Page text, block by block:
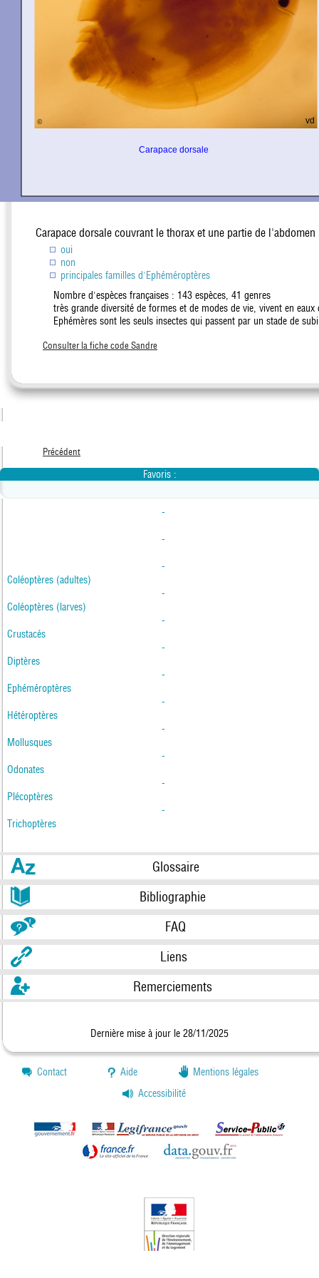
Carapace dorsale couvrant le thorax et une partie de l'abdomen
oui
non
principales familles d'Ephéméroptères
Nombre d'espèces françaises : 143 espèces, 41 genres
très grande diversité de formes et de modes de vie, vivent en
Ephémères sont les seuls insectes qui passent par un stade de
Consulter la fiche code Sandre
Précédent
Favoris :
-
-
-
Coléoptères (adultes)
-
Coléoptères (larves)
-
Crustacés
-
Diptères
-
Ephéméroptères
-
Hétéroptères
-
Mollusques
-
Odonates
-
Plécoptères
-
Trichoptères
Glossaire
Bibliographie
FAQ
Liens
Remerciements
Dernière mise à jour le 28/11/2025
Contact Aide
Mentions légales
Accessibilité